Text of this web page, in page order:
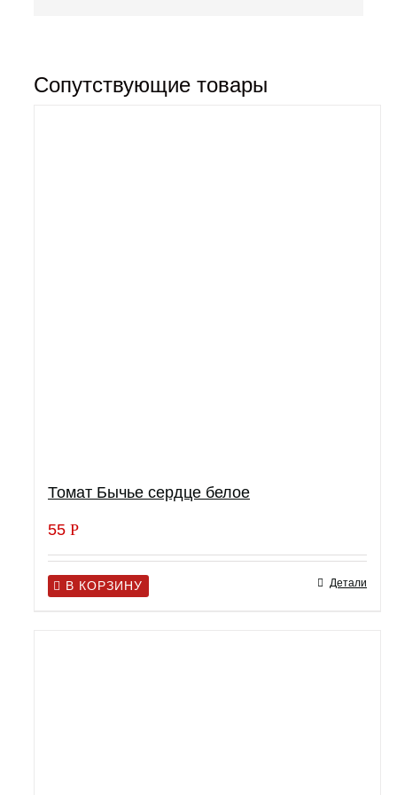
Сопутствующие товары
Томат Бычье сердце белое
55 Р
В КОРЗИНУ Детали